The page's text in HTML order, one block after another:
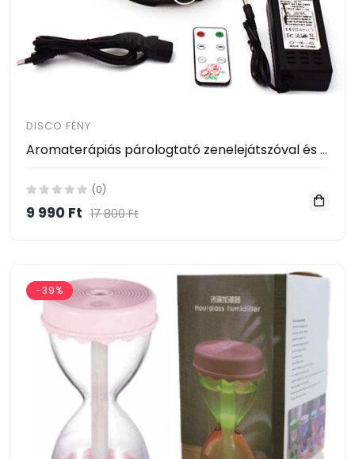
DISCO FÉNY
Aromaterápiás párologtató zenelejátszóval és party fénnyel / Bluetooth kihangosító
(0)
9 990 Ft 17 800 Ft
-39%